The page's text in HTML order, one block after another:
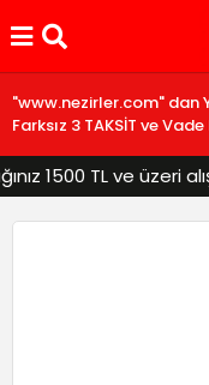
"www.nezirler.com" dan
Farksız 3 TAKSİT ve
1500 TL ve üzeri